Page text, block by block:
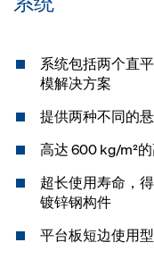
系统包括两个直
模解决方案
提供两种不同的
高达 600 kg/m²
超长使用寿命，
镀锌钢构件
平台板短边使用